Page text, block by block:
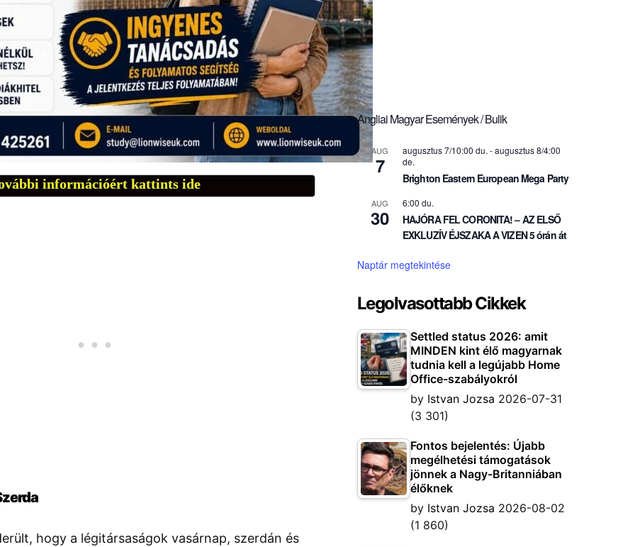
információért kattints ide
hogy a légitársaságok vasárnap, szerdán és
Angliai Magyar Események / Bulik
AUG
7
augusztus 7/10:00 du. -augusztus 8/4:00
de.
Brighton Eastern European Mega Party
AUG
30
6:00 du.
HAJÓRA FEL CORONITA! – AZ ELSŐ
EXKLUZÍV ÉJSZAKA A VIZEN 5 órán át
Naptár megtekintése
Legolvasottabb Cikkek
Settled status 2026: amit
MINDEN kint élő magyarnak
tudnia kell a legújabb Home
Office-szabályokról
by Istvan Jozsa 2026-07-31
(3 301)
Fontos bejelentés: Újabb
megélhetési támogatások
jönnek a Nagy-Britanniában
élőknek
by Istvan Jozsa 2026-08-02
(1 860)